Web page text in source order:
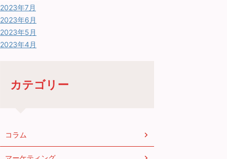
2023年7月
2023年6月
2023年5月
2023年4月
カテゴリー
コラム